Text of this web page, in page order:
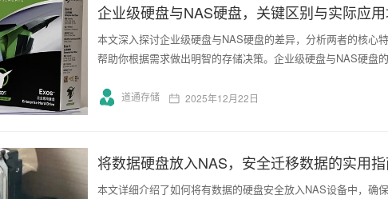
企业级硬盘与NAS硬盘，关键区别与实际应
本文深入探讨企业级硬盘与NAS硬盘的差异，分析两者的核心
帮助你根据需求做出明智的存储决策。企业级硬盘与NAS硬盘
道通存储 2025年12月22日
将数据硬盘放入NAS，安全迁移数据的实用
本文详细介绍了如何将有数据的硬盘安全放入NAS设备中，确